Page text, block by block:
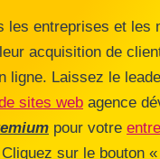
les entreprises et les
acquisition de
ligne. Laissez le
sites web agence
pour votre
sur le bouton